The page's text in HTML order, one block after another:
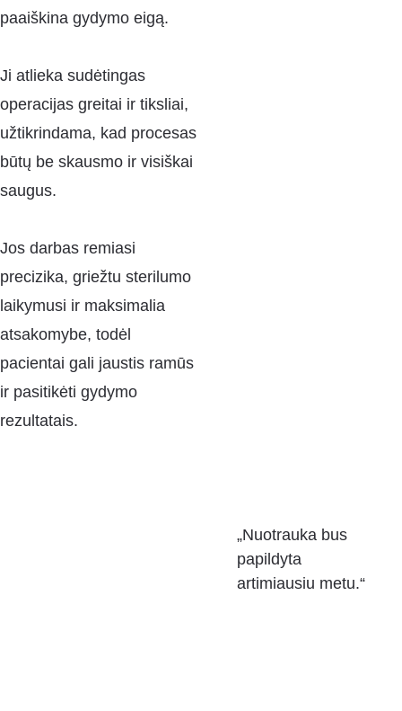
paaiškina gydymo eigą.
Ji atlieka sudėtingas
operacijas greitai ir tiksliai,
užtikrindama, kad procesas
būtų be skausmo ir visiškai
saugus.
Jos darbas remiasi
precizika, griežtu sterilumo
laikymusi ir maksimalia
atsakomybe, todėl
pacientai gali jaustis ramūs
ir pasitikėti gydymo
rezultatais.
„Nuotrauka bus
papildyta
artimiausiu metu.“